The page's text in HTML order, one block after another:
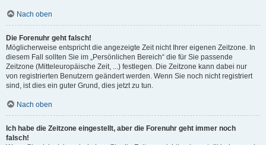
Nach oben
Die Forenuhr geht falsch!
Möglicherweise entspricht die angezeigte Zeit nicht Ihrer eigenen Zeitzone. In
diesem Fall sollten Sie im „Persönlichen Bereich“ die für Sie passende
Zeitzone (Mitteleuropäische Zeit, ...) festlegen. Die Zeitzone kann dabei nur
von registrierten Benutzern geändert werden. Wenn Sie noch nicht registriert
sind, ist dies ein guter Grund, dies jetzt zu tun.
Nach oben
Ich habe die Zeitzone eingestellt, aber die Forenuhr geht immer noch
falsch!